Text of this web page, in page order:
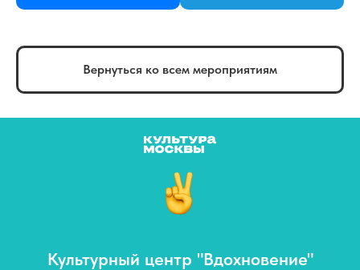
Вернуться ко всем мероприятиям
Культурный центр "Вдохновение"